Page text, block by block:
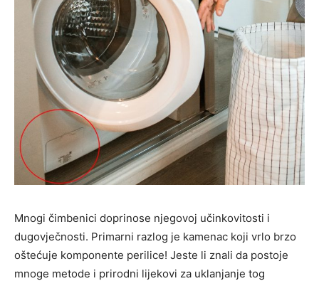
Mnogi čimbenici doprinose njegovoj učinkovitosti i
dugovječnosti. Primarni razlog je kamenac koji vrlo brzo
oštećuje komponente perilice! Jeste li znali da postoje
mnoge metode i prirodni lijekovi za uklanjanje tog